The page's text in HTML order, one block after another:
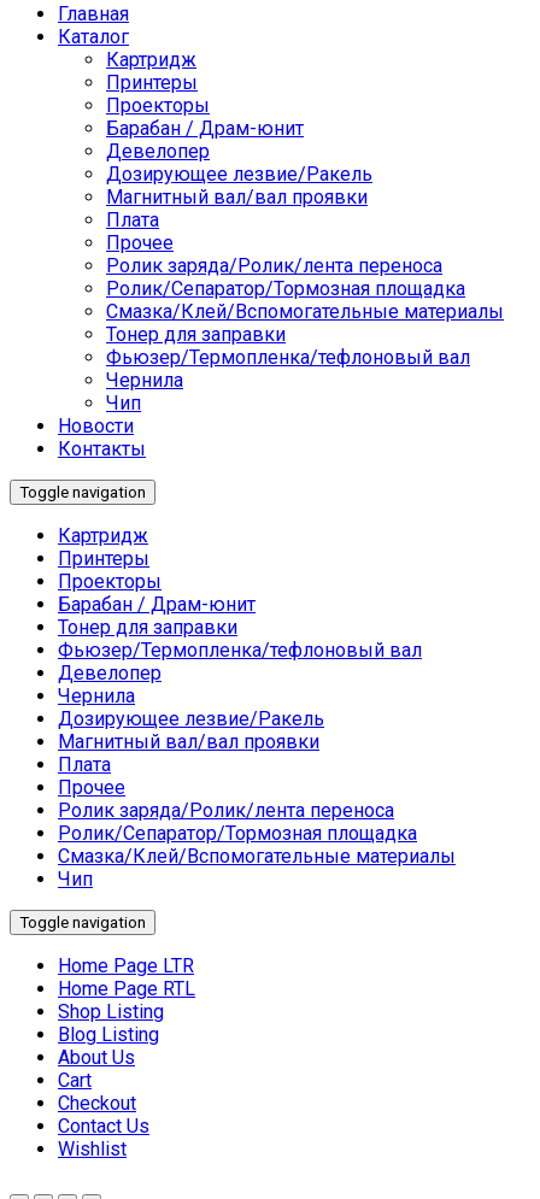
Главная
Каталог
Картридж
Принтеры
Проекторы
Барабан / Драм-юнит
Девелопер
Дозирующее лезвие/Ракель
Магнитный вал/вал проявки
Плата
Прочее
Ролик заряда/Ролик/лента переноса
Ролик/Сепаратор/Тормозная площадка
Смазка/Клей/Вспомогательные материалы
Тонер для заправки
Фьюзер/Термопленка/тефлоновый вал
Чернила
Чип
Новости
Контакты
Toggle navigation
Картридж
Принтеры
Проекторы
Барабан / Драм-юнит
Тонер для заправки
Фьюзер/Термопленка/тефлоновый вал
Девелопер
Чернила
Дозирующее лезвие/Ракель
Магнитный вал/вал проявки
Плата
Прочее
Ролик заряда/Ролик/лента переноса
Ролик/Сепаратор/Тормозная площадка
Смазка/Клей/Вспомогательные материалы
Чип
Toggle navigation
Home Page LTR
Home Page RTL
Shop Listing
Blog Listing
About Us
Cart
Checkout
Contact Us
Wishlist